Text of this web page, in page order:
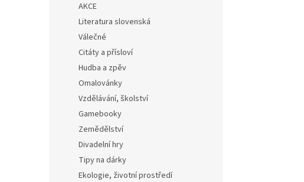
AKCE
Literatura slovenská
Válečné
Citáty a přísloví
Hudba a zpěv
Omalovánky
Vzdělávání, školství
Gamebooky
Zemědělství
Divadelní hry
Tipy na dárky
Ekologie, životní prostředí